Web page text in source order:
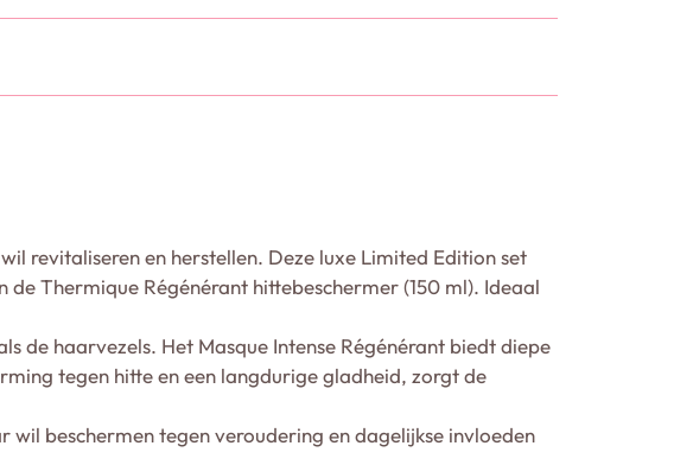
revitaliseren en herstellen. Deze luxe Limited Edition set
Thermique Régénérant hittebeschermer (150 ml). Ideaal
de haarvezels. Het Masque Intense Régénérant biedt diepe
tegen hitte en een langdurige gladheid, zorgt de
beschermen tegen veroudering en dagelijkse invloeden